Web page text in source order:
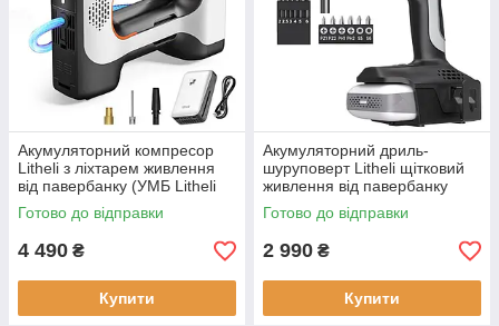
Акумуляторний компресор
Litheli з ліхтарем живлення
від павербанку (УМБ Litheli
Power Bank 20000 mAh 45 W
5 режимів роботи)
Готово до відправки
4 490 ₴
Купити
Акумуляторний дриль-
шуруповерт Litheli щітковий
живлення від павербанку
УМБ 20000 mAh 45 Вт
Готово до відправки
2 990 ₴
Купити